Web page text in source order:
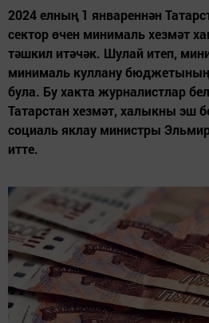
2024 елның 1 январеннән
сектор өчен минималь хезмәт
тәшкил итәчәк. Шулай итеп,
минималь куллану
була. Бу хакта журналистлар
Татарстан хезмәт, халыкны эш
социаль яклау министры
итте.